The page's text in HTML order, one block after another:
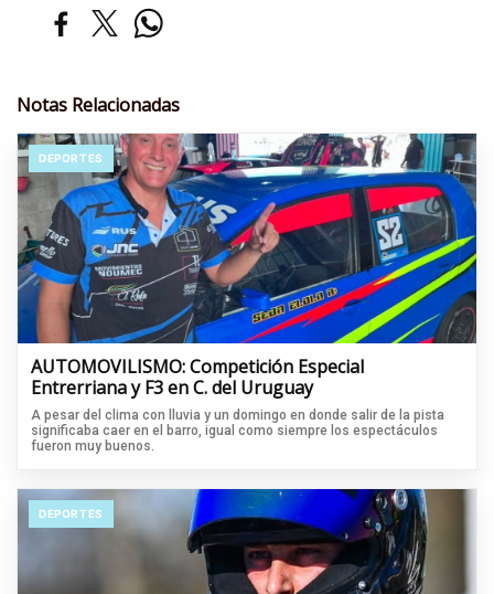
Notas Relacionadas
DEPORTES
AUTOMOVILISMO: Competición Especial
Entrerriana y F3 en C. del Uruguay
A pesar del clima con lluvia y un domingo en donde salir de la pista
significaba caer en el barro, igual como siempre los espectáculos
fueron muy buenos.
DEPORTES